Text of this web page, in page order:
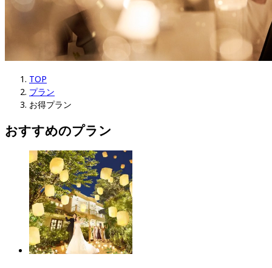
TOP
プラン
お得プラン
おすすめのプラン